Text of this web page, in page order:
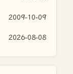
2009-10-09
2026-08-08